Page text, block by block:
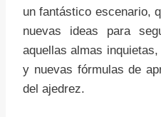
un fantástico escenario,
nuevas ideas para
aquellas almas
y nuevas fórmulas de
del ajedrez.